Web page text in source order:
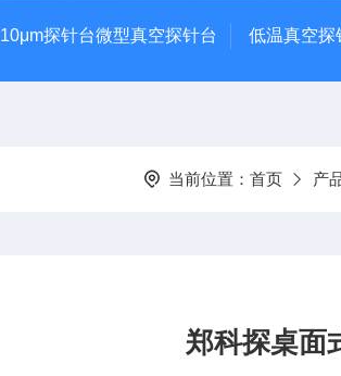
10μm探针台微型真空探针台 低温真空探
当前位置： 首页 产
郑科探桌面